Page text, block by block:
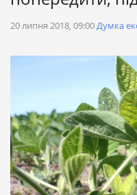
20 липня 2018, 09:00Думка